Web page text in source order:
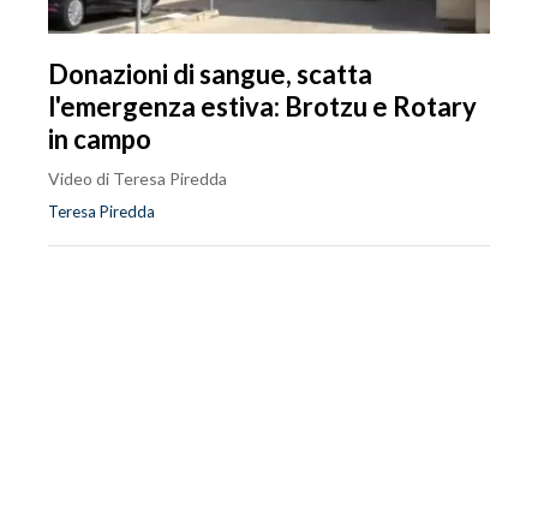
Donazioni di sangue, scatta
l'emergenza estiva: Brotzu e Rotary
in campo
Video di Teresa Piredda
Teresa Piredda